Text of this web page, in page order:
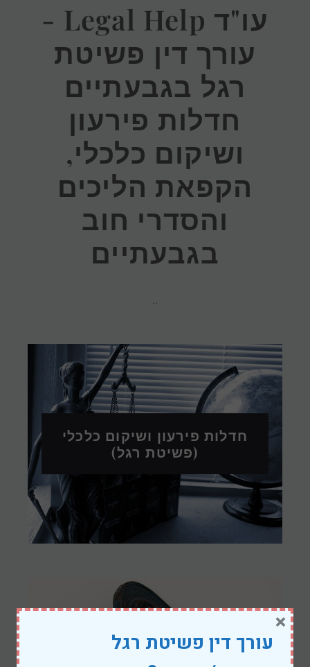
עו"ד Legal Help -
עורך דין פשיטת
רגל בגבעתיים
חדלות פירעון
ושיקום כלכלי,
הקפאת הליכים
והסדרי חוב
בגבעתיים
חדלות פירעון ושיקום כלכלי
(פשיטת רגל)
עורך דין פשיטת רגל
×